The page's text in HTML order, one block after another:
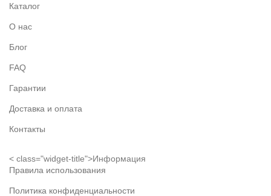
Каталог
О нас
Блог
FAQ
Гарантии
Доставка и оплата
Контакты
< class="widget-title">Информация
Правила использования
Политика конфиденциальности